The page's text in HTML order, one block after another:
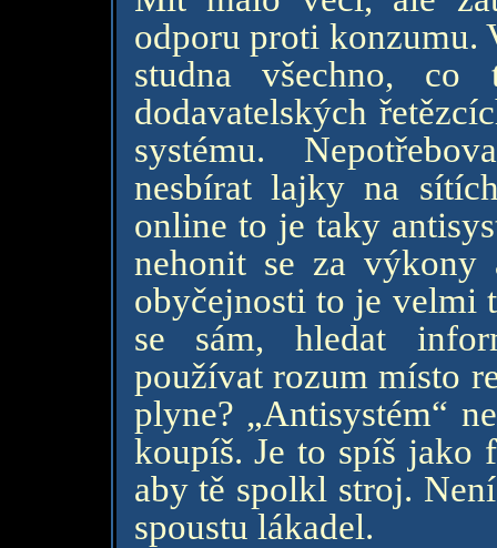
odporu proti konzumu.
studna všechno,
dodavatelských
systému.
nesbírat lajky na
online to je taky
nehonit se za
obyčejnosti to je velmi
se sám, hledat
používat rozum místo
plyne? „Antisystém“
koupíš. Je to spíš
aby tě spolkl stroj.
spoustu lákadel.